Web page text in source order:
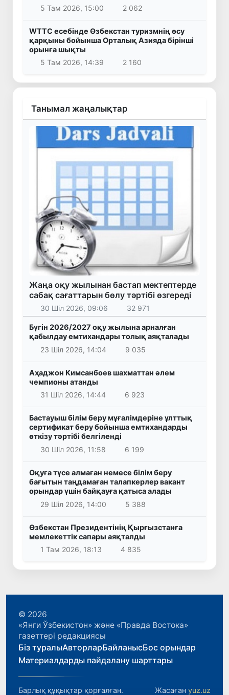
5 Там 2026, 15:00
2 062
WTTC есебінде Өзбекстан туризмнің өсу
қарқыны бойынша Орталық Азияда бірінші
орынға шықты
5 Там 2026, 14:39
2 160
Танымал жаңалықтар
Жаңа оқу жылынан бастап мектептерде
сабақ сағаттарын бөлу тәртібі өзгереді
30 Шіл 2026, 09:06 32 971
Бүгін 2026/2027 оқу жылына арналған
қабылдау емтихандары толық аяқталады
23 Шіл 2026, 14:04
9 035
Аҳаджон Кимсанбоев шахматтан әлем
чемпионы атанды
31 Шіл 2026, 14:44
6 923
Бастауыш білім беру мұғалімдеріне ұлттық
сертификат беру бойынша емтихандарды
өткізу тәртібі белгіленді
30 Шіл 2026, 11:58
6 199
Оқуға түсе алмаған немесе білім беру
бағытын таңдамаған талапкерлер вакант
орындар үшін байқауға қатыса алады
29 Шіл 2026, 14:00
5 388
Өзбекстан Президентінің Қырғызстанға
мемлекеттік сапары аяқталды
1 Там 2026, 18:13
4 835
© 2026
«Янги Ўзбекистон» және «Правда Востока»
газеттері редакциясы
Біз туралыАвторларБайланысБос орындар
Материалдарды пайдалану шарттары
Барлық құқықтар қорғалған. Жасаған yuz.uz